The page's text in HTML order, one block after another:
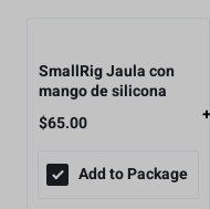
SmallRig Jaula con
mango de silicona
para Sony a6100,
a6300, a6400-3164B
$65.00
Add to Package